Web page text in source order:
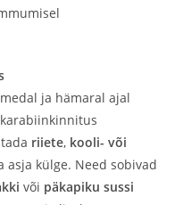
ja hämaral ajal
riiete, kooli- või
asja külge. Need sobivad
või päkapiku sussi